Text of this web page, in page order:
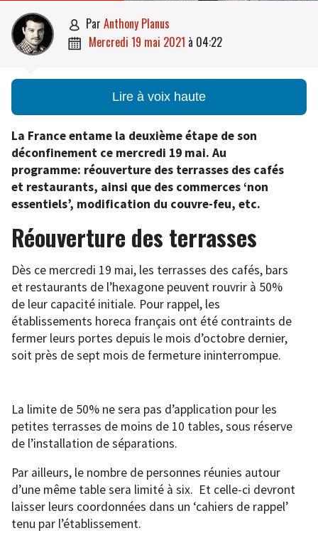
 par Anthony Planus
 mercredi 19 mai 2021 à 04:22
Lire à voix haute
La France entame la deuxième étape de son
déconfinement ce mercredi 19 mai. Au
programme: réouverture des terrasses des cafés
et restaurants, ainsi que des commerces ‘non
essentiels’, modification du couvre-feu, etc.
Réouverture des terrasses
Dès ce mercredi 19 mai, les terrasses des cafés, bars
et restaurants de l’hexagone peuvent rouvrir à 50%
de leur capacité initiale. Pour rappel, les
établissements horeca français ont été contraints de
fermer leurs portes depuis le mois d’octobre dernier,
soit près de sept mois de fermeture ininterrompue.
La limite de 50% ne sera pas d’application pour les
petites terrasses de moins de 10 tables, sous réserve
de l’installation de séparations.
Par ailleurs, le nombre de personnes réunies autour
d’une même table sera limité à six. Et celle-ci devront
laisser leurs coordonnées dans un ‘cahiers de rappel’
tenu par l’établissement.